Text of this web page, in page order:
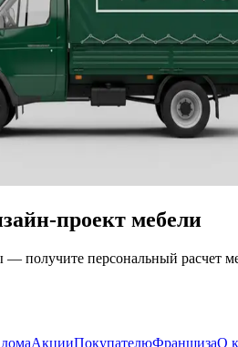
проект мебели
— получите персональный расчет
АкцииПокупателюФраншизаО